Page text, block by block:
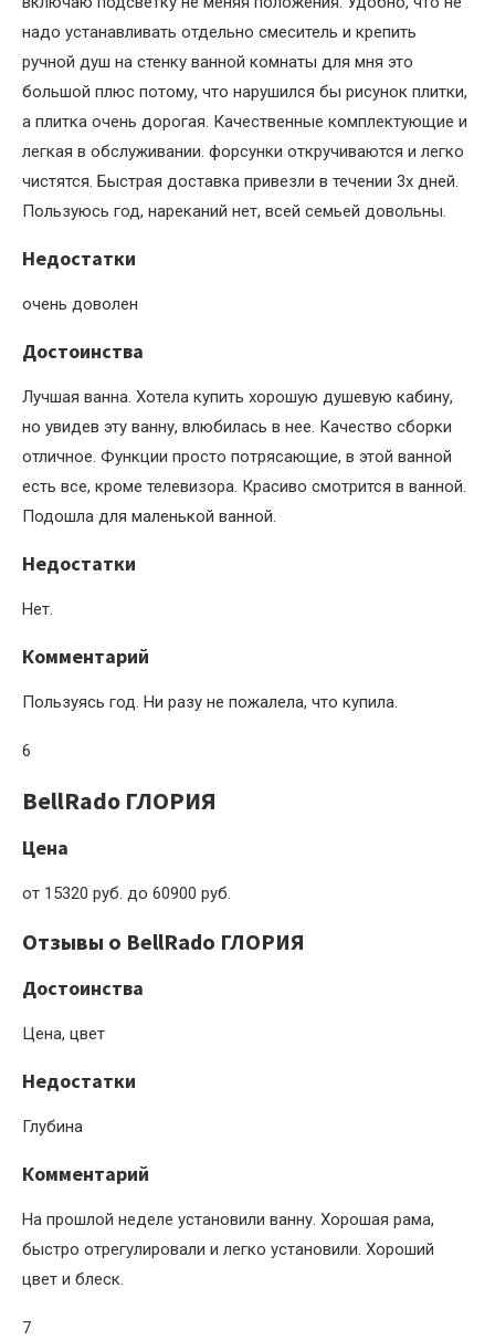
надо устанавливать отдельно смеситель и крепить
ручной душ на стенку ванной комнаты для мня это
большой плюс потому, что нарушился бы рисунок плитки,
а плитка очень дорогая. Качественные комплектующие и
легкая в обслуживании. форсунки откручиваются и легко
чистятся. Быстрая доставка привезли в течении 3х дней.
Пользуюсь год, нареканий нет, всей семьей довольны.
Недостатки
очень доволен
Достоинства
Лучшая ванна. Хотела купить хорошую душевую кабину,
но увидев эту ванну, влюбилась в нее. Качество сборки
отличное. Функции просто потрясающие, в этой ванной
есть все, кроме телевизора. Красиво смотрится в ванной.
Подошла для маленькой ванной.
Недостатки
Нет.
Комментарий
Пользуясь год. Ни разу не пожалела, что купила.
6
BellRado ГЛОРИЯ
Цена
от 15320 руб. до 60900 руб.
Отзывы о BellRado ГЛОРИЯ
Достоинства
Цена, цвет
Недостатки
Глубина
Комментарий
На прошлой неделе установили ванну. Хорошая рама,
быстро отрегулировали и легко установили. Хороший
цвет и блеск.
7